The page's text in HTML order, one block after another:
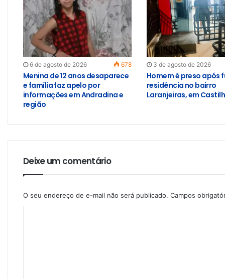
6 de agosto de 2026 678
Menina de 12 anos desaparece
e família faz apelo por
informações em Andradina e
região
3 de agosto de 2026
Homem é preso após
residência no bairro
Laranjeiras, em
Deixe um comentário
O seu endereço de e-mail não será publicado. Campos